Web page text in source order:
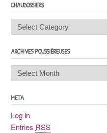
CHAUDOSSIERS
Chaudossiers
ARCHIVES POUSSIÉREUSES
Archives
poussiéreuses
META
Log in
Entries RSS